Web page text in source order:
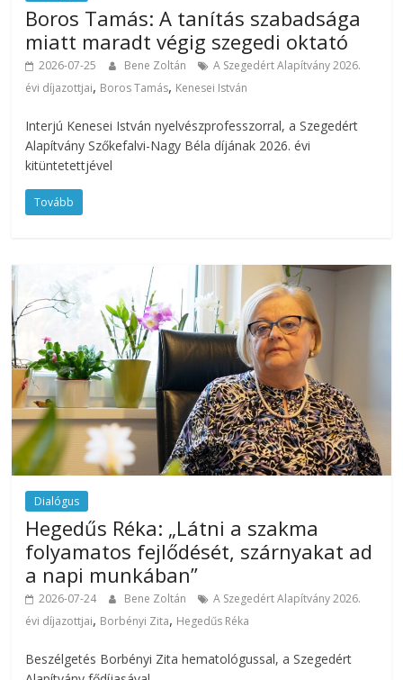
Boros Tamás: A tanítás szabadsága
miatt maradt végig szegedi oktató
2026-07-25 Bene Zoltán
A Szegedért Alapítvány 2026.
évi díjazottjai, Boros Tamás, Kenesei István
Interjú Kenesei István nyelvészprofesszorral, a Szegedért
Alapítvány Szőkefalvi-Nagy Béla díjának 2026. évi
kitüntetettjével
Tovább
Dialógus
Hegedűs Réka: „Látni a szakma
folyamatos fejlődését, szárnyakat ad
a napi munkában”
2026-07-24 Bene Zoltán
A Szegedért Alapítvány 2026.
évi díjazottjai, Borbényi Zita, Hegedűs Réka
Beszélgetés Borbényi Zita hematológussal, a Szegedért